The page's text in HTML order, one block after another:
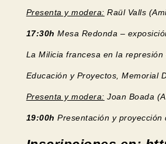
Presenta y modera: Raül Valls
17:30h Mesa Redonda –
La Milicia francesa en la
Educación y Proyectos, Memorial
Presenta y modera: Joan Boada
19:00h Presentación y